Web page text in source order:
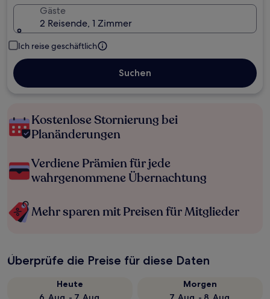
Gäste
2 Reisende, 1 Zimmer
Ich reise geschäftlich
Suchen
Kostenlose Stornierung bei
Planänderungen
Verdiene Prämien für jede
wahrgenommene Übernachtung
Mehr sparen mit Preisen für Mitglieder
Überprüfe die Preise für diese Daten
Heute
Morgen